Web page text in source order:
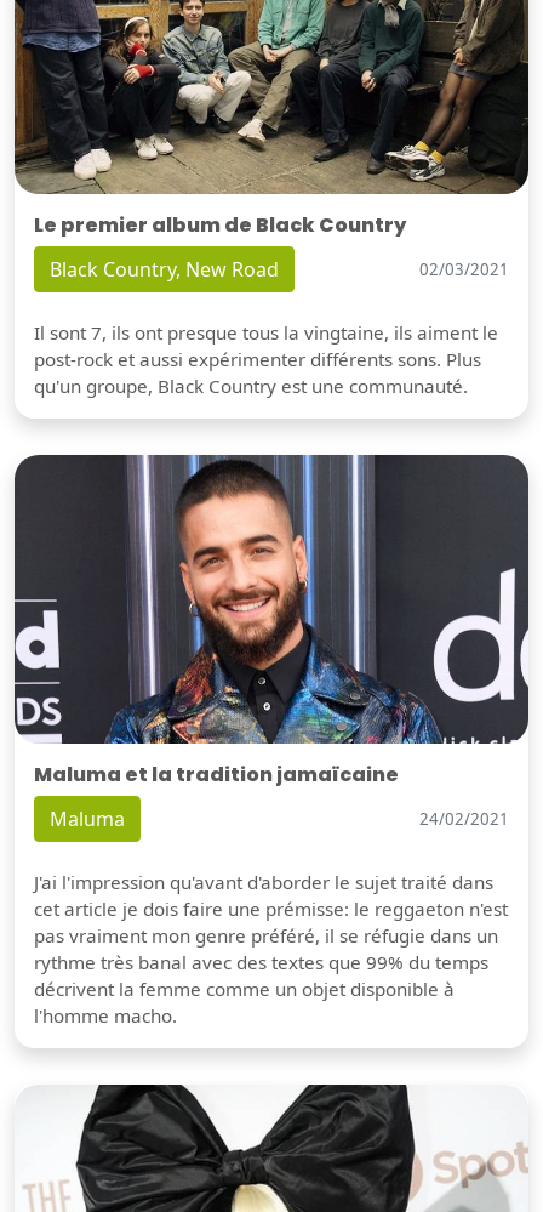
Le premier album de Black Country
Black Country, New Road 02/03/2021
Il sont 7, ils ont presque tous la vingtaine, ils aiment le
post-rock et aussi expérimenter différents sons. Plus
qu'un groupe, Black Country est une communauté.
Maluma et la tradition jamaïcaine
Maluma 24/02/2021
J'ai l'impression qu'avant d'aborder le sujet traité dans
cet article je dois faire une prémisse: le reggaeton n'est
pas vraiment mon genre préféré, il se réfugie dans un
rythme très banal avec des textes que 99% du temps
décrivent la femme comme un objet disponible à
l'homme macho.